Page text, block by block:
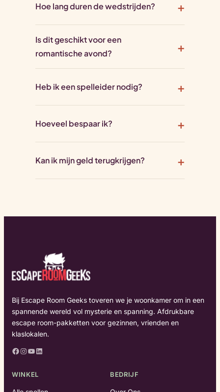
Hoe lang duren de wedstrijden?
Is dit geschikt voor een
romantische avond?
Heb ik een spelleider nodig?
Hoeveel bespaar ik?
Kan ik mijn geld terugkrijgen?
Bij Escape Room Geeks toveren we je woonkamer om in een
spannende wereld vol mysterie en spanning. Afdrukbare
escape room-pakketten voor gezinnen, vrienden en
klaslokalen.
Facebook Instagram YouTube LinkedIn
WINKEL BEDRIJF